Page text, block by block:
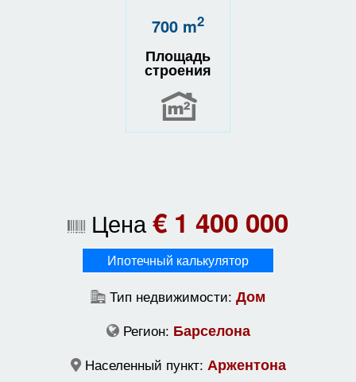
700 m2
Площадь
строения
Цена€ 1 400 000
Ипотечный калькулятор
Тип недвижимости: Дом
Регион: Барселона
Населенный пункт: Аржентона